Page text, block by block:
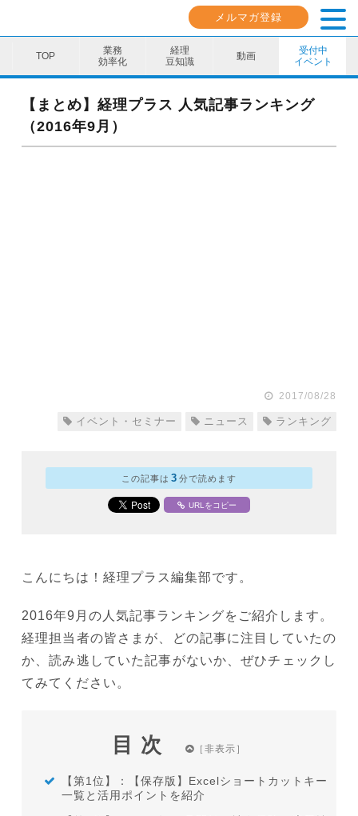
メルマガ登録
業務
効率化
経理
豆知識
動画
受付中
イベント
業務効率化
経理豆知識
【まとめ】経理プラス 人気記事ランキング
（2016年9月）
2017/08/28
イベント・セミナー ニュース ランキング
この記事は 3 分で読めます
URLをコピー
こんにちは！経理プラス編集部です。
2016年9月の人気記事ランキングをご紹介します。
経理担当者の皆さまが、どの記事に注目していたの
か、読み逃していた記事がないか、ぜひチェックし
てみてください。
目次
【第1位】：【保存版】Excelショートカットキー
一覧と活用ポイントを紹介